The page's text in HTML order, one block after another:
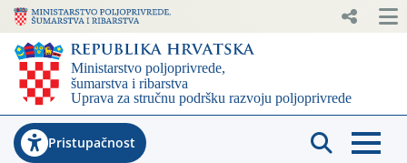
Pristupačnost